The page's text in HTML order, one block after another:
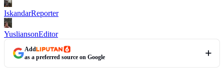
IskandarReporter
YusliansonEditor
Add
as a preferred source on Google